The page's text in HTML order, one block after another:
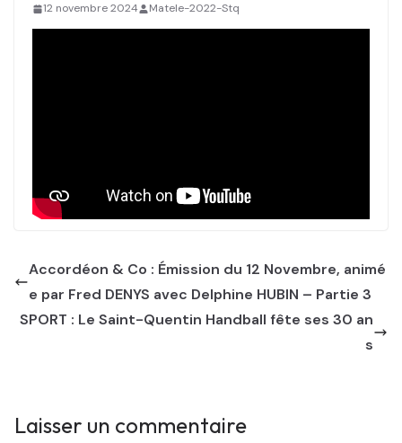
12 novembre 2024 Matele-2022-Stq
Accordéon & Co : Émission du 12 Novembre, animé
e par Fred DENYS avec Delphine HUBIN – Partie 3
SPORT : Le Saint-Quentin Handball fête ses 30 an
s
Laisser un commentaire